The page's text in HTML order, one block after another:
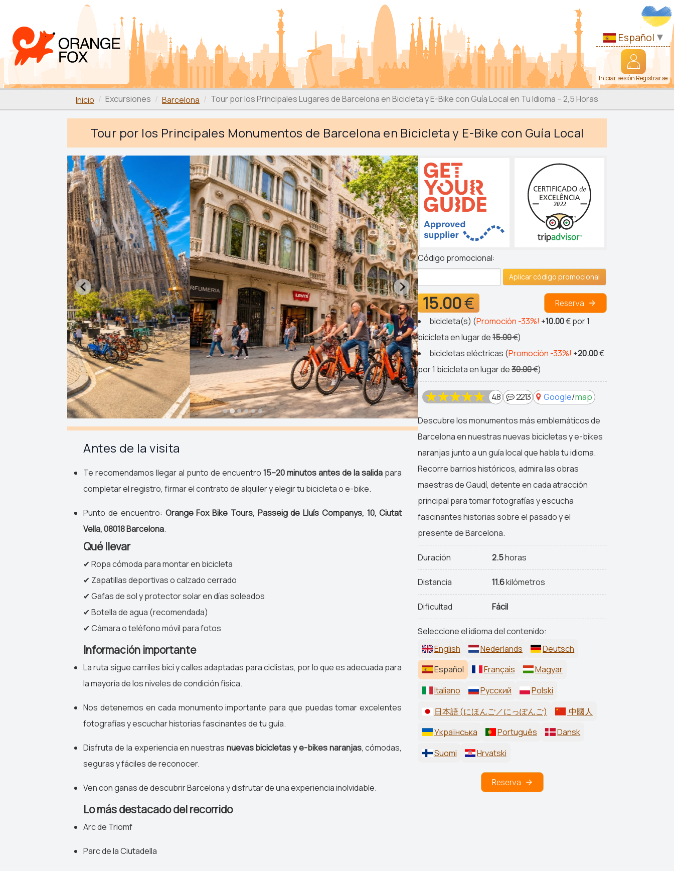
Español
Iniciar sesión Registrarse
Inicio Excursiones Barcelona Tour por los Principales Lugares de Barcelona en Bicicleta y E-Bike con Guía Local en Tu Idioma – 2,5 Horas
Tour por los Principales Monumentos de Barcelona en Bicicleta y E-Bike con Guía Local
Código promocional:
Aplicar código promocional
15.00€ Reserva
bicicleta(s) (Promoción -33%! +10.00€por 1
bicicleta en lugar de15.00€)
bicicletas eléctricas (Promoción -33%! +20.00€
por 1 bicicleta en lugar de30.00€)
4.8 2213 Google/map
Descubre los monumentos más emblemáticos de
Barcelona en nuestras nuevas bicicletas y e-bikes
naranjas junto a un guía local que habla tu idioma.
Recorre barrios históricos, admira las obras
maestras de Gaudí, detente en cada atracción
principal para tomar fotografías y escucha
fascinantes historias sobre el pasado y el
presente de Barcelona.
Duración 2.5horas
Distancia 11.6kilómetros
Dificultad Fácil
Seleccione el idioma del contenido:
English
Nederlands
Deutsch
Español
Français
Magyar
Italiano
Русский
Polski
日本語 (にほんご／にっぽんご)
中國人
Українська
Português
Dansk
Suomi
Hrvatski
Reserva
Antes de la visita
Te recomendamos llegar al punto de encuentro15–20 minutos antes de la salida para
completar el registro, firmar el contrato de alquiler y elegir tu bicicleta o e-bike.
Punto de encuentro: Orange Fox Bike Tours, Passeig de Lluís Companys, 10, Ciutat
Vella, 08018 Barcelona.
Qué llevar
✔ Ropa cómoda para montar en bicicleta
✔ Zapatillas deportivas o calzado cerrado
✔ Gafas de sol y protector solar en días soleados
✔ Botella de agua (recomendada)
✔ Cámara o teléfono móvil para fotos
Información importante
La ruta sigue carriles bici y calles adaptadas para ciclistas, por lo que es adecuada para
la mayoría de los niveles de condición física.
Nos detenemos en cada monumento importante para que puedas tomar excelentes
fotografías y escuchar historias fascinantes de tu guía.
Disfruta de la experiencia en nuestras nuevas bicicletas y e-bikes naranjas, cómodas,
seguras y fáciles de reconocer.
Ven con ganas de descubrir Barcelona y disfrutar de una experiencia inolvidable.
Lo más destacado del recorrido
Arc de Triomf
Parc de la Ciutadella